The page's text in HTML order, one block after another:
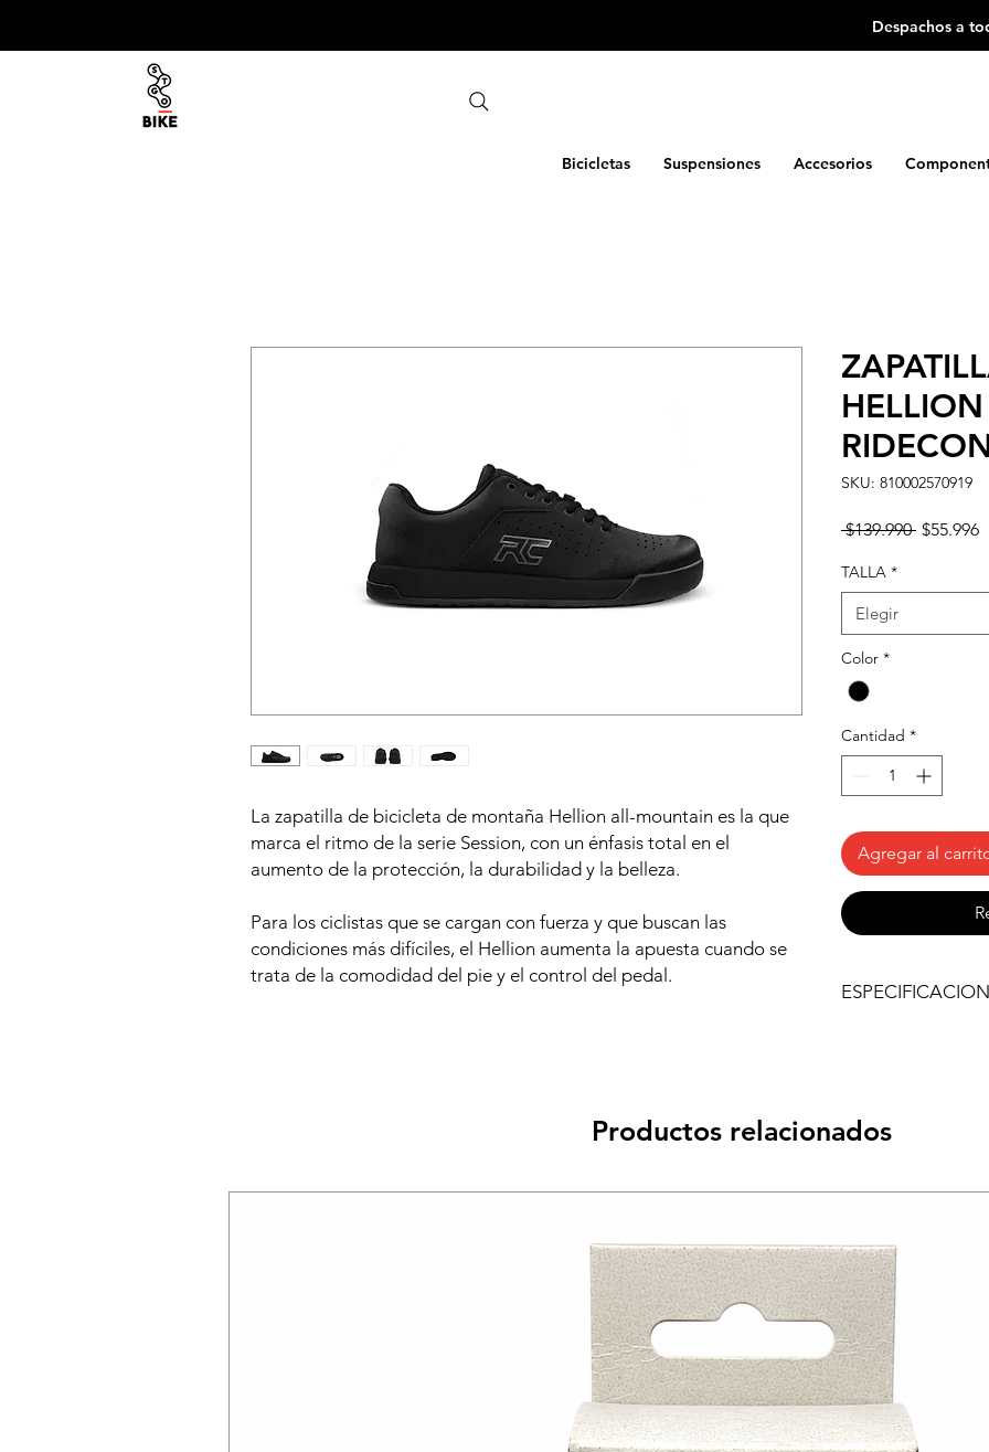
Despachos a
Bicicletas Suspensiones Accesorios
La zapatilla de bicicleta de montaña Hellion all-mountain es la que
marca el ritmo de la serie Session, con un énfasis total en el
aumento de la protección, la durabilidad y la belleza.
Para los ciclistas que se cargan con fuerza y que buscan las
condiciones más difíciles, el Hellion aumenta la apuesta cuando se
trata de la comodidad del pie y el control del pedal.
SKU: 810002570919
$139.990 Precio
$55.996
TALLA *
Elegir
Color *
Cantidad *
Agregar al
-Tecnología de
-Protección anti-
de impactos.
-La lengüeta
entrada de suciedad
-Estilo de vida
-Peso aproximado:
Productos relacionados